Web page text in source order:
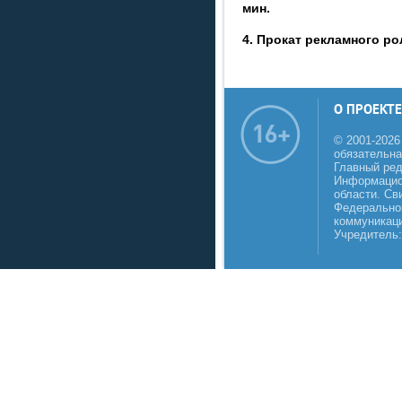
мин.
4. Прокат рекламного
О ПРОЕКТЕ
© 2001-
Главный
области.